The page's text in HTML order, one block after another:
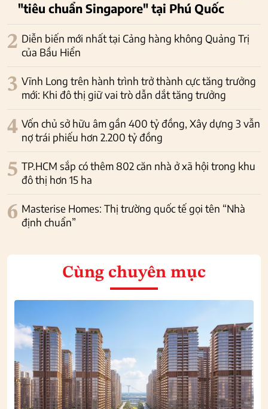
"tiêu chuẩn Singapore" tại Phú Quốc
2 Diễn biến mới nhất tại Cảng hàng không Quảng Trị
của Bầu Hiển
3 Vĩnh Long trên hành trình trở thành cực tăng trưởng
mới: Khi đô thị giữ vai trò dẫn dắt tăng trưởng
4 Vốn chủ sở hữu âm gần 400 tỷ đồng, Xây dựng 3 vẫn
nợ trái phiếu hơn 2.200 tỷ đồng
5 TP.HCM sắp có thêm 802 căn nhà ở xã hội trong khu
đô thị hơn 15 ha
6 Masterise Homes: Thị trường quốc tế gọi tên “Nhà
định chuẩn”
Cùng chuyên mục